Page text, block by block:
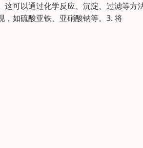
可以通过化学反应、沉淀、过滤等方
，如硫酸亚铁、亚硝酸钠等。3. 将